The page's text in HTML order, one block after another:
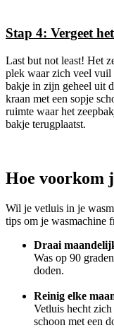
Stap 4: Vergeet
Last but not least! Het
plek waar zich veel vuil
bakje in zijn geheel uit
kraan met een sopje
ruimte waar het
bakje terugplaatst.
Hoe voorkom
Wil je vetluis in je
tips om je wasmachine
Draai
Was op 90
doden.
Reinig elke
Vetluis hecht
schoon met een